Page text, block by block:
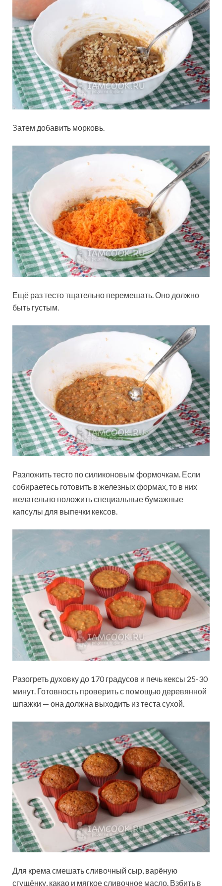
Затем добавить морковь.
Ещё раз тесто тщательно перемешать. Оно должно
быть густым.
Разложить тесто по силиконовым формочкам. Если
собираетесь готовить в железных формах, то в них
желательно положить специальные бумажные
капсулы для выпечки кексов.
Разогреть духовку до 170 градусов и печь кексы 25-30
минут. Готовность проверить с помощью деревянной
шпажки — она должна выходить из теста сухой.
Для крема смешать сливочный сыр, варёную
сгущёнку, какао и мягкое сливочное масло. Взбить в